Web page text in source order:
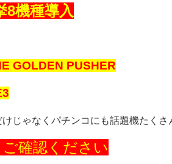
機種導入
GOLDEN PUSHER
じゃなくパチンコにも話題機たくさ
確認ください